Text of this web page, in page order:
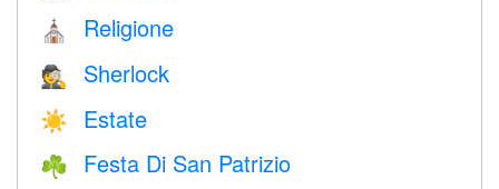
⛪️ Religione
🕵️ Sherlock
☀️ Estate
☘️ Festa Di San Patrizio